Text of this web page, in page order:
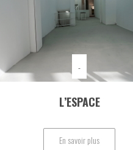
-
L’ESPACE
En savoir plus